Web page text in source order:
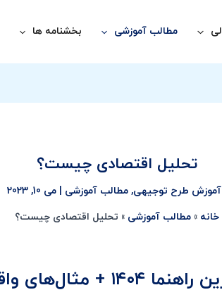
مطالب آموزشی بخشنامه ها
تحلیل اقتصادی چیست؟
آموزش طرح توجیهی, مطالب آموزشی
می 10, 2023
خانه
مطالب آموزشی تحلیل اقتصادی چیست؟
پروژه‌های ایرانی